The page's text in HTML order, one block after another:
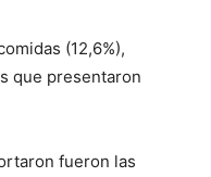
(12,6%),
que presentaron
fueron las